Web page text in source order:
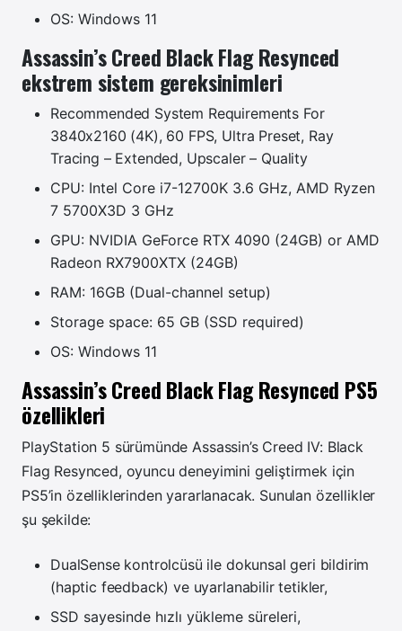
OS: Windows 11
Assassin’s Creed Black Flag Resynced
ekstrem sistem gereksinimleri
Recommended System Requirements For
3840x2160 (4K), 60 FPS, Ultra Preset, Ray
Tracing – Extended, Upscaler – Quality
CPU: Intel Core i7-12700K 3.6 GHz, AMD Ryzen
7 5700X3D 3 GHz
GPU: NVIDIA GeForce RTX 4090 (24GB) or AMD
Radeon RX7900XTX (24GB)
RAM: 16GB (Dual-channel setup)
Storage space: 65 GB (SSD required)
OS: Windows 11
Assassin’s Creed Black Flag Resynced PS5
özellikleri
PlayStation 5 sürümünde Assassin’s Creed IV: Black
Flag Resynced, oyuncu deneyimini geliştirmek için
PS5’in özelliklerinden yararlanacak. Sunulan özellikler
şu şekilde:
DualSense kontrolcüsü ile dokunsal geri bildirim
(haptic feedback) ve uyarlanabilir tetikler,
SSD sayesinde hızlı yükleme süreleri,